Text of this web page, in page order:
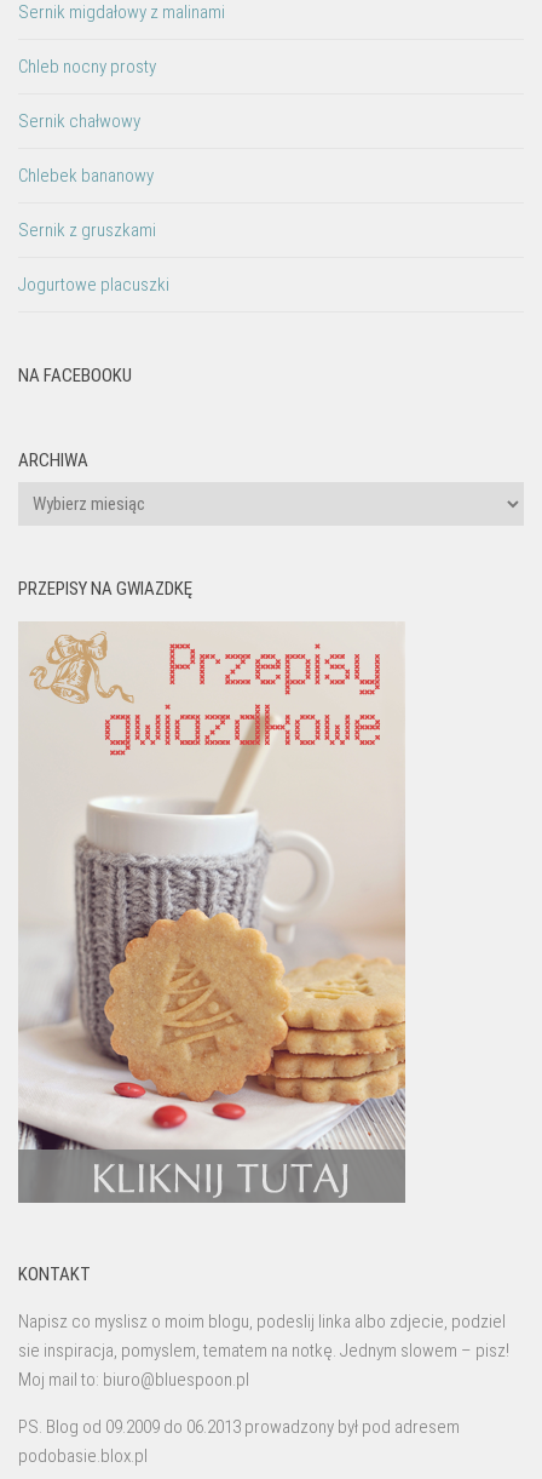
Sernik migdałowy z malinami
Chleb nocny prosty
Sernik chałwowy
Chlebek bananowy
Sernik z gruszkami
Jogurtowe placuszki
NA FACEBOOKU
ARCHIWA
Archiwa
PRZEPISY NA GWIAZDKĘ
KONTAKT
Napisz co myslisz o moim blogu, podeslij linka albo zdjecie, podziel
sie inspiracja, pomyslem, tematem na notkę. Jednym slowem – pisz!
Moj mail to: biuro@bluespoon.pl
PS. Blog od 09.2009 do 06.2013 prowadzony był pod adresem
podobasie.blox.pl